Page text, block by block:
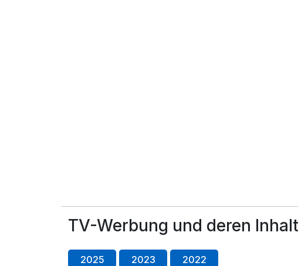
TV-Werbung und deren
2025 2023 2022